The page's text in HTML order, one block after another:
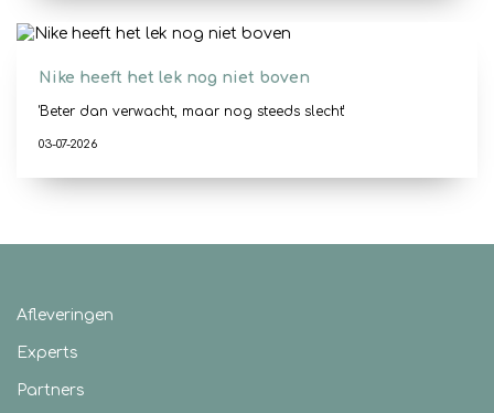
Nike heeft het lek nog niet boven
'Beter dan verwacht, maar nog steeds slecht'
03-07-2026
Afleveringen
Experts
Partners